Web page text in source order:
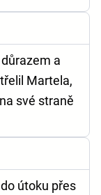
a
Martela,
své straně
útoku přes